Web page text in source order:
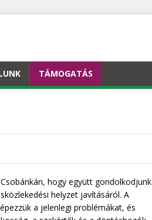
TÁMOGATÁS
hogy együtt gondolkodjunk
helyzet javításáról. A
a jelenlegi problémákat, és